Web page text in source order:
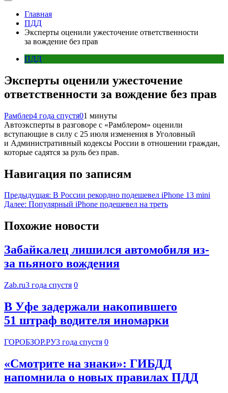
Главная
ПДД
Эксперты оценили ужесточение ответственности
за вождение без прав
ПДД
Эксперты оценили ужесточение
ответственности за вождение без прав
Рамблер4 года спустя01 минуты
Автоэксперты в разговоре с «Рамблером» оценили
вступающие в силу с 25 июля изменения в Уголовный
и Административный кодексы России в отношении граждан,
которые садятся за руль без прав.
Навигация по записям
Предыдущая: В России рекордно подешевел iPhone 13 mini
Далее: Популярный iPhone подешевел на треть
Похожие новости
Забайкалец лишился автомобиля из-
за пьяного вождения
Zab.ru3 года спустя 0
В Уфе задержали накопившего
51 штраф водителя иномарки
ГОРОБЗОР.РУ3 года спустя 0
«Смотрите на знаки»: ГИБДД
напомнила о новых правилах ПДД